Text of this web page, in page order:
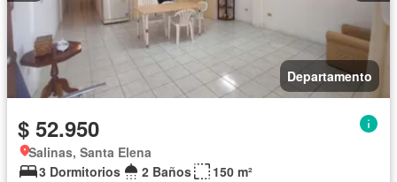
Departamento
$ 52.950
Salinas, Santa Elena
3 Dormitorios
2 Baños
150 m²